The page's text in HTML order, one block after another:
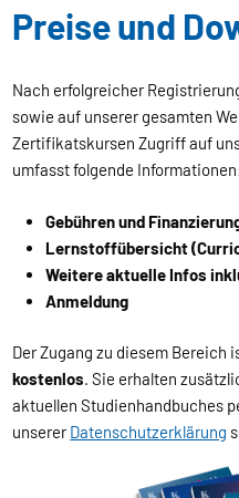
Preise und
Nach erfolgreicher
sowie auf unserer gesamten
Zertifikatskursen Zugriff auf
umfasst folgende
Gebühren und
Lernstoffübersicht
Weitere aktuelle Infos
Anmeldung
Der Zugang zu diesem Bereich
kostenlos. Sie erhalten
aktuellen Studienhandbuches
unsererDatenschutzerklärung